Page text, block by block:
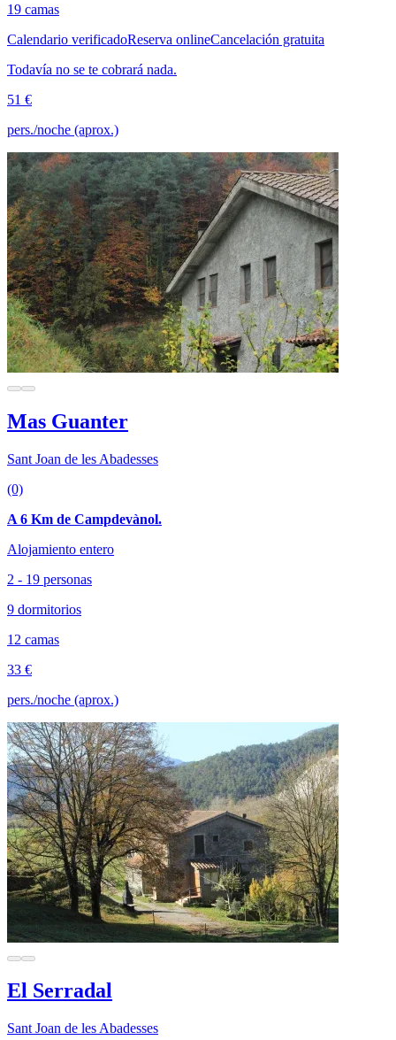
19 camas
Calendario verificadoReserva onlineCancelación gratuita
Todavía no se te cobrará nada.
51 €
pers./noche (aprox.)
Mas Guanter
Sant Joan de les Abadesses
(0)
A 6 Km de Campdevànol.
Alojamiento entero
2 - 19 personas
9 dormitorios
12 camas
33 €
pers./noche (aprox.)
El Serradal
Sant Joan de les Abadesses